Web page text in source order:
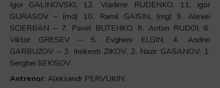
Igor GALINOVSKI, 12. Vladimir RUDENKO, 11. Igor
GURASOV – (md) 10. Ramil GAISIN, (mg) 9. Alexei
SCIERBAN – 7. Pavel BUTENKO, 8. Anton RUDOI, 6.
Viktor GRESEV – 5. Evgheni ELGIN, 4. Andrei
GARBUZOV – 3. Inokenti ZIKOV, 2. Nazir GASANOV, 1.
Serghei SEKISOV
Antrenor: Aleksandr PERVUKIN